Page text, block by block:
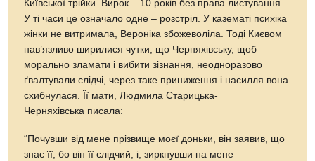
Київської трійки. Вирок – 10 років без права листування.
У ті часи це означало одне – розстріл. У казематі психіка
жінки не витримала, Вероніка збожеволіла. Тоді Києвом
нав’язливо ширилися чутки, що Черняхівську, щоб
морально зламати і вибити зізнання, неодноразово
ґвалтували слідчі, через таке приниження і насилля вона
схибнулася. Її мати, Людмила Старицька-
Черняхівська писала:
“Почувши від мене прізвище моєї доньки, він заявив, що
знає її, бо він її слідчий, і, зиркнувши на мене